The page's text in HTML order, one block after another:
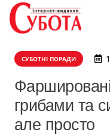
СУБОТНІ ПОРАДИ
Фаршировані
грибами та
але просто